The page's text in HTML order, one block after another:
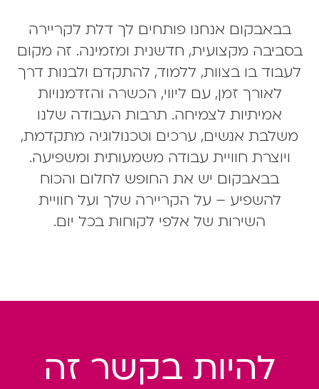
בבאבקום אנחנו פותחים לך דלת לקריירה
בסביבה מקצועית, חדשנית ומזמינה. זה מקום
לעבוד בו בצוות, ללמוד, להתקדם ולבנות דרך
לאורך זמן, עם ליווי, הכשרה והזדמנויות
אמיתיות לצמיחה. תרבות העבודה שלנו
משלבת אנשים, ערכים וטכנולוגיה מתקדמת,
ויוצרת חוויית עבודה משמעותית ומשפיעה.
בבאבקום יש את החופש לחלום והכוח
להשפיע – על הקריירה שלך ועל חוויית
השירות של אלפי לקוחות בכל יום.
להיות בקשר זה